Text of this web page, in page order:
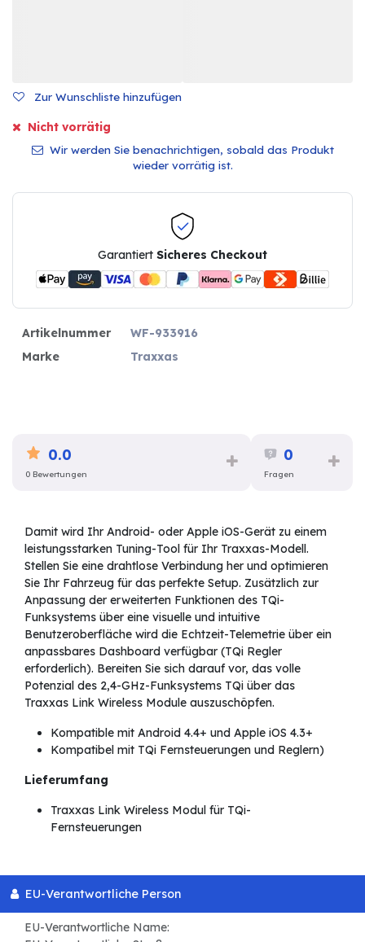
Zur Wunschliste hinzufügen
Nicht vorrätig
Wir werden Sie benachrichtigen, sobald das Produkt
wieder vorrätig ist.
Garantiert Sicheres Checkout
Artikelnummer
WF-933916
Marke
Traxxas
0.0
0 Bewertungen
0
Fragen
Damit wird Ihr Android- oder Apple iOS-Gerät zu einem
leistungsstarken Tuning-Tool für Ihr Traxxas-Modell.
Stellen Sie eine drahtlose Verbindung her und optimieren
Sie Ihr Fahrzeug für das perfekte Setup. Zusätzlich zur
Anpassung der erweiterten Funktionen des TQi-
Funksystems über eine visuelle und intuitive
Benutzeroberfläche wird die Echtzeit-Telemetrie über ein
anpassbares Dashboard verfügbar (TQi Regler
erforderlich). Bereiten Sie sich darauf vor, das volle
Potenzial des 2,4-GHz-Funksystems TQi über das
Traxxas Link Wireless Module auszuschöpfen.
Kompatible mit Android 4.4+ und Apple iOS 4.3+
Kompatibel mit TQi Fernsteuerungen und Reglern)
Lieferumfang
Traxxas Link Wireless Modul für TQi-
Fernsteuerungen
EU-Verantwortliche Person
EU-Verantwortliche Name: